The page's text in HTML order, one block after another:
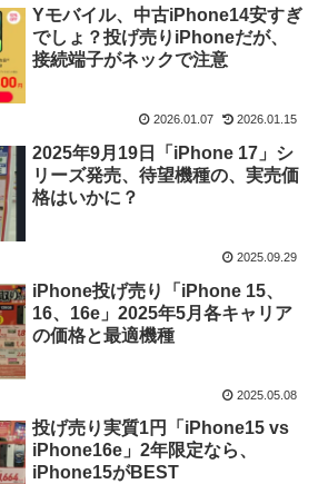
Yモバイル、中古iPhone14安すぎ
でしょ？投げ売りiPhoneだが、
接続端子がネックで注意
2026.01.07 2026.01.15
2025年9月19日「iPhone 17」シ
リーズ発売、待望機種の、実売価
格はいかに？
2025.09.29
iPhone投げ売り「iPhone 15、
16、16e」2025年5月各キャリア
の価格と最適機種
2025.05.08
投げ売り実質1円「iPhone15 vs
iPhone16e」2年限定なら、
iPhone15がBEST